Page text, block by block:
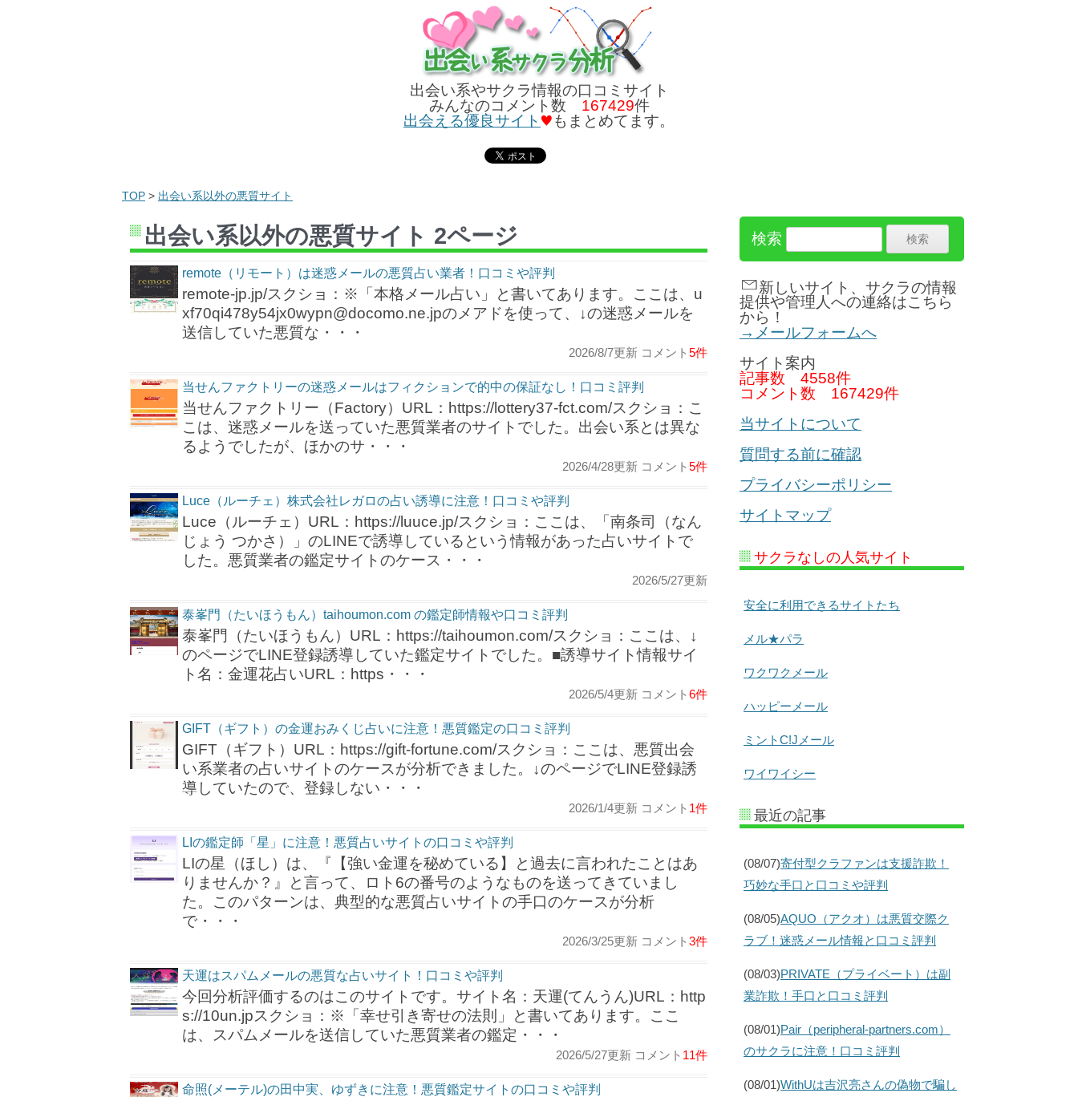
出会い系やサクラ情報の口コミサイト
みんなのコメント数 167429件
出会える優良サイト
もまとめてます。
TOP > 出会い系以外の悪質サイト
出会い系以外の悪質サイト 2ページ
remote（リモート）は迷惑メールの悪質占い業者！口コミや評判
remote-jp.jp/スクショ：※「本格メール占い」と書いてあります。ここは、u
xf70qi478y54jx0wypn@docomo.ne.jpのメアドを使って、↓の迷惑メールを
送信していた悪質な・・・
2026/8/7更新 コメント 5件
当せんファクトリーの迷惑メールはフィクションで的中の保証なし！口コミ評判
当せんファクトリー（Factory）URL：https://lottery37-fct.com/スクショ：こ
こは、迷惑メールを送っていた悪質業者のサイトでした。出会い系とは異な
るようでしたが、ほかのサ・・・
2026/4/28更新 コメント 5件
Luce（ルーチェ）株式会社レガロの占い誘導に注意！口コミや評判
Luce（ルーチェ）URL：https://luuce.jp/スクショ：ここは、「南条司（なん
じょう つかさ）」のLINEで誘導しているという情報があった占いサイトで
した。悪質業者の鑑定サイトのケース・・・
2026/5/27更新
泰峯門（たいほうもん）taihoumon.com の鑑定師情報や口コミ評判
泰峯門（たいほうもん）URL：https://taihoumon.com/スクショ：ここは、↓
のページでLINE登録誘導していた鑑定サイトでした。■誘導サイト情報サイ
ト名：金運花占いURL：https・・・
2026/5/4更新 コメント 6件
GIFT（ギフト）の金運おみくじ占いに注意！悪質鑑定の口コミ評判
GIFT（ギフト）URL：https://gift-fortune.com/スクショ：ここは、悪質出会
い系業者の占いサイトのケースが分析できました。↓のページでLINE登録誘
導していたので、登録しない・・・
2026/1/4更新 コメント 1件
LIの鑑定師「星」に注意！悪質占いサイトの口コミや評判
LIの星（ほし）は、『【強い金運を秘めている】と過去に言われたことはあ
りませんか？』と言って、ロト6の番号のようなものを送ってきていまし
た。このパターンは、典型的な悪質占いサイトの手口のケースが分析
で・・・
2026/3/25更新 コメント 3件
天運はスパムメールの悪質な占いサイト！口コミや評判
今回分析評価するのはこのサイトです。サイト名：天運(てんうん)URL：http
s://10un.jpスクショ：※「幸せ引き寄せの法則」と書いてあります。ここ
は、スパムメールを送信していた悪質業者の鑑定・・・
2026/5/27更新 コメント 11件
命照(メーテル)の田中実、ゆずきに注意！悪質鑑定サイトの口コミや評判
検索
新しいサイト、サクラの情報
提供や管理人への連絡はこちら
から！
→メールフォームへ
サイト案内
記事数 4558件
コメント数 167429件
当サイトについて
質問する前に確認
プライバシーポリシー
サイトマップ
サクラなしの人気サイト
安全に利用できるサイトたち
メル★パラ
ワクワクメール
ハッピーメール
ミントC!Jメール
ワイワイシー
最近の記事
(08/07)寄付型クラファンは支援詐欺！
巧妙な手口と口コミや評判
(08/05)AQUO（アクオ）は悪質交際ク
ラブ！迷惑メール情報と口コミ評判
(08/03)PRIVATE（プライベート）は副
業詐欺！手口と口コミ評判
(08/01)Pair（peripheral-partners.com）
のサクラに注意！口コミ評判
(08/01)WithUは吉沢亮さんの偽物で騙し